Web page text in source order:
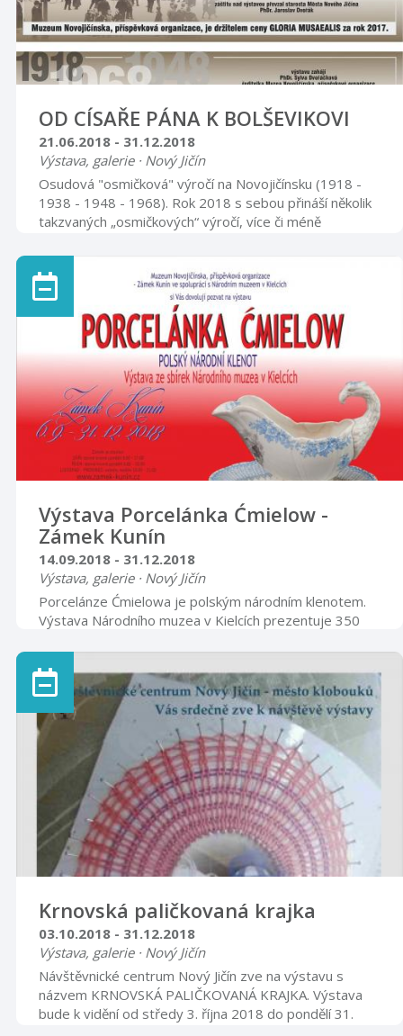
OD CÍSAŘE PÁNA K BOLŠEVIKOVI
21.06.2018 - 31.12.2018
Výstava, galerie · Nový Jičín
Osudová "osmičková" výročí na Novojičínsku (1918 -
1938 - 1948 - 1968). Rok 2018 s sebou přináší několik
takzvaných „osmičkových“ výročí, více či méně
předním místě je to sté výročí vzniku Československé
republiky, současně konec 1. světové války a zánik
Rakousko-Uherska. Významnými jsou však i výročí
politických událostí let 1938 (přičlenění
československého území, tzv. Sudet, k nacistické Třetí
říši), 1948 (převrat komunistické strany), 19 ...
Výstava Porcelánka Ćmielow -
Zámek Kunín
14.09.2018 - 31.12.2018
Výstava, galerie · Nový Jičín
Porcelánze Ćmielowa je polským národním klenotem.
Výstava Národního muzea v Kielcích prezentuje 350
aniž by navštívil továrnu a přinejmenším sklad fajáns; je
totiž příjemné podívat se na tuto sbírku nádobí
tuzemské výroby, různorodých a krásných tvarů, a
také vynikající kvality. Tato továrna je známá také ve
Varšavě. Potýkala se s předsudky, musela zvládnout
těžké zkoušky, dokud se lidé nepřesvědč ...
Krnovská paličkovaná krajka
03.10.2018 - 31.12.2018
Výstava, galerie · Nový Jičín
Návštěvnické centrum Nový Jičín zve na výstavu s
názvem KRNOVSKÁ PALIČKOVANÁ KRAJKA. Výstava
bude k vidění od středy 3. října 2018 do pondělí 31.